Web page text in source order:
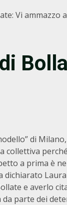
Vi ammazzo
di
collettiva
a prima è
dichiarato
e averlo
da parte dei